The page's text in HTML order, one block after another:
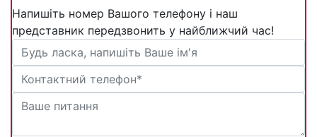
Напишіть номер Вашого телефону і наш
представник передзвонить у найближчий час!